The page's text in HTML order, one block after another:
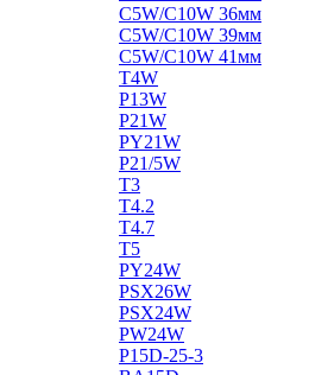
C5W/C10W 36мм
C5W/C10W 39мм
C5W/C10W 41мм
T4W
P13W
P21W
PY21W
P21/5W
T3
T4.2
T4.7
T5
PY24W
PSX26W
PSX24W
PW24W
P15D-25-3